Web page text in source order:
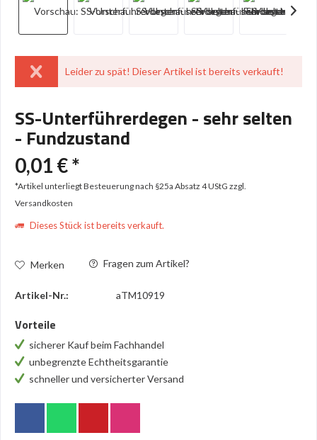
Leider zu spät! Dieser Artikel ist bereits verkauft!
SS-Unterführerdegen - sehr selten
- Fundzustand
0,01 € *
*Artikel unterliegt Besteuerung nach §25a Absatz 4 UStG zzgl.
Versandkosten
Dieses Stück ist bereits verkauft.
Merken Fragen zum Artikel?
Artikel-Nr.: aTM10919
Vorteile
sicherer Kauf beim Fachhandel
unbegrenzte Echtheitsgarantie
schneller und versicherter Versand